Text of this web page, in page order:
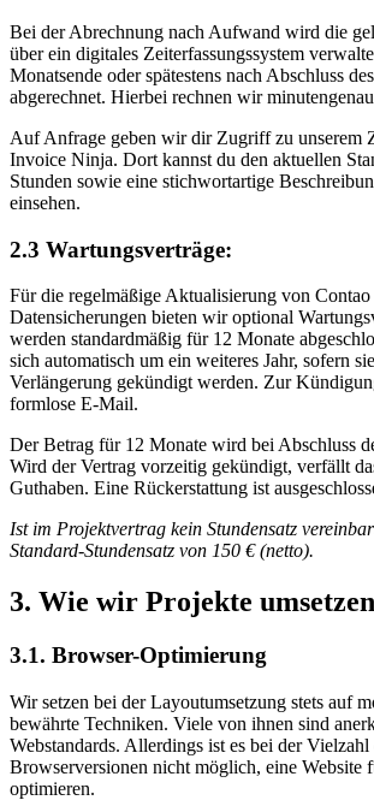
Bei der Abrechnung nach Aufwand wird die
über ein digitales Zeiterfassungssystem
Monatsende oder spätestens nach Abschluss
abgerechnet. Hierbei rechnen wir
Auf Anfrage geben wir dir Zugriff zu unserem
Invoice Ninja. Dort kannst du den aktuellen
Stunden sowie eine stichwortartige
einsehen.
2.3 Wartungsverträge:
Für die regelmäßige Aktualisierung von
Datensicherungen bieten wir optional
werden standardmäßig für 12 Monate
sich automatisch um ein weiteres Jahr, sofern
Verlängerung gekündigt werden. Zur
formlose E-Mail.
Der Betrag für 12 Monate wird bei Abschluss
Wird der Vertrag vorzeitig gekündigt, verfällt
Guthaben. Eine Rückerstattung ist
Ist im Projektvertrag kein Stundensatz
Standard-Stundensatz von 150 € (netto).
3. Wie wir Projekte
3.1. Browser-Optimierung
Wir setzen bei der Layoutumsetzung stets auf
bewährte Techniken. Viele von ihnen sind
Webstandards. Allerdings ist es bei der
Browserversionen nicht möglich, eine Website
optimieren.